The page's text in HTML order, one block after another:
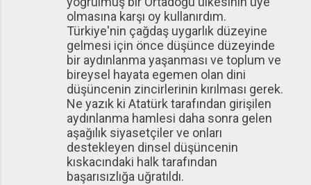
olmasına karşı oy kullanırdım.
Türkiye'nin çağdaş uygarlık düzeyine
gelmesi için önce düşünce düzeyinde
bir aydınlanma yaşanması ve toplum ve
bireysel hayata egemen olan dini
düşüncenin zincirlerinin kırılması gerek.
Ne yazık ki Atatürk tarafından girişilen
aydınlanma hamlesi daha sonra gelen
aşağılık siyasetçiler ve onları
destekleyen dinsel düşüncenin
kıskacındaki halk tarafından
başarısızlığa uğratıldı.